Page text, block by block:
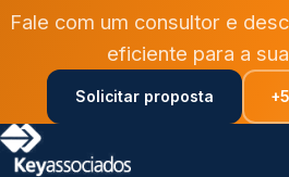
Fale com um consultor e
eficiente para a
Solicitar proposta